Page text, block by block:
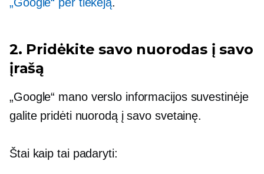
2. Pridėkite savo nuorodas į savo
įrašą
„Google“ mano verslo informacijos suvestinėje
galite pridėti nuorodą į savo svetainę.
Štai kaip tai padaryti: